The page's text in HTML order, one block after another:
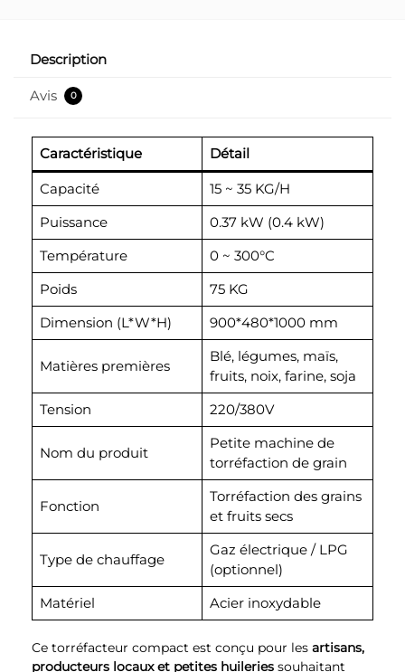
Description
Avis 0
Caractéristique Détail
Capacité
15 ~ 35 KG/H
Puissance
0.37 kW (0.4 kW)
Température
0 ~ 300°C
Poids
75 KG
Dimension (L*W*H)
900*480*1000 mm
Matières premières
Blé, légumes, maïs,
fruits, noix, farine, soja
Tension
220/380V
Nom du produit
Petite machine de
torréfaction de grain
Fonction
Torréfaction des grains
et fruits secs
Type de chauffage
Gaz électrique / LPG
(optionnel)
Matériel
Acier inoxydable
Ce torréfacteur compact est conçu pour les artisans,
producteurs locaux et petites huileries souhaitant